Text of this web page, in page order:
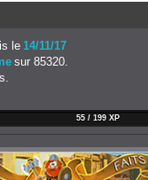
le 14/11/17
sur 85320.
55 / 199 XP